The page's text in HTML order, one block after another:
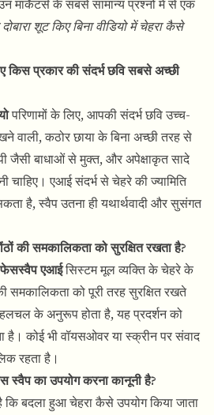
मार्केटर्स के सबसे सामान्य प्रश्नों में से एक
शूट किए बिना वीडियो में चेहरा कैसे
किस प्रकार की संदर्भ छवि सबसे अच्छी
परिणामों के लिए, आपकी संदर्भ छवि उच्च-
वाली, कठोर छाया के बिना अच्छी तरह से
जैसी बाधाओं से मुक्त, और अपेक्षाकृत सादे
चाहिए। एआई संदर्भ से चेहरे की ज्यामिति
है, स्वैप उतना ही यथार्थवादी और सुसंगत
की समकालिकता को सुरक्षित रखता है?
फेसस्वैप एआईसिस्टम मूल व्यक्ति के चेहरे के
समकालिकता को पूरी तरह सुरक्षित रखते
के अनुरूप होता है, यह प्रदर्शन को
है। कोई भी वॉयसओवर या स्क्रीन पर संवाद
रहता है।
स्वैप का उपयोग करना कानूनी है?
कि बदला हुआ चेहरा कैसे उपयोग किया जाता